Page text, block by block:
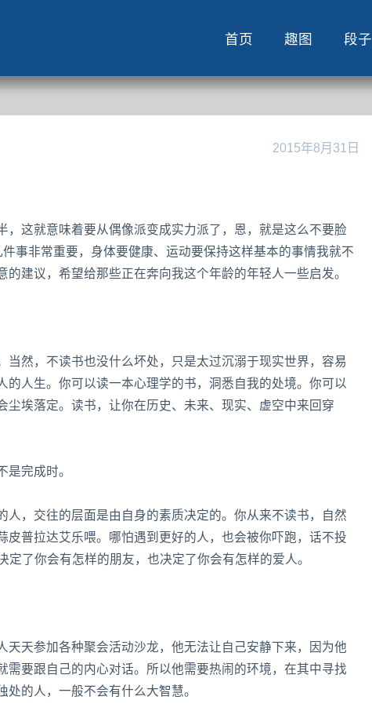
首页 趣图 段子
2015年8月31日
这就意味着要从偶像派变成实力派了，恩，就是这么不要脸
事非常重要，身体要健康、运动要保持这样基本的事情我就不
建议，希望给那些正在奔向我这个年龄的年轻人一些启发。
然，不读书也没什么坏处，只是太过沉溺于现实世界，容易
人生。你可以读一本心理学的书，洞悉自我的处境。你可以
埃落定。读书，让你在历史、未来、现实、虚空中来回穿
完成时。
，交往的层面是由自身的素质决定的。你从来不读书，自然
普拉达艾乐喂。哪怕遇到更好的人，也会被你吓跑，话不投
了你会有怎样的朋友，也决定了你会有怎样的爱人。
天参加各种聚会活动沙龙，他无法让自己安静下来，因为他
要跟自己的内心对话。所以他需要热闹的环境，在其中寻找
的人，一般不会有什么大智慧。